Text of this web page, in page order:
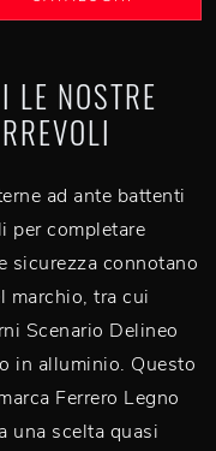
LE NOSTRE
ad ante battenti
per completare
sicurezza connotano
marchio, tra cui
Scenario Delineo
in alluminio. Questo
Ferrero Legno
una scelta quasi